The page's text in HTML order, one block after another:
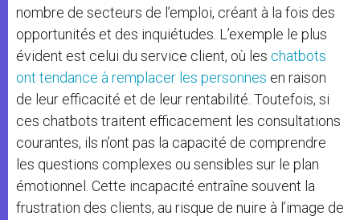
nombre de secteurs de l’emploi, créant à la fois des
opportunités et des inquiétudes. L’exemple le plus
évident est celui du service client, où les chatbots
ont tendance à remplacer les personnes en raison
de leur efficacité et de leur rentabilité. Toutefois, si
ces chatbots traitent efficacement les consultations
courantes, ils n’ont pas la capacité de comprendre
les questions complexes ou sensibles sur le plan
émotionnel. Cette incapacité entraîne souvent la
frustration des clients, au risque de nuire à l’image de